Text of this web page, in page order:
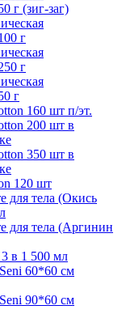
г (зиг-заг)
г
г
г
160 шт п/эт.
200 шт в
350 шт в
120 шт
для тела (Окись
для тела (Аргинин
в 1 500 мл
60*60 см
90*60 см